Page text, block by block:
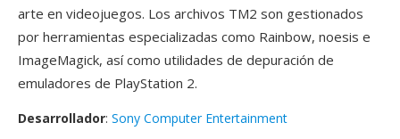
arte en videojuegos. Los archivos TM2 son gestionados
por herramientas especializadas como Rainbow, noesis e
ImageMagick, así como utilidades de depuración de
emuladores de PlayStation 2.
Desarrollador: Sony Computer Entertainment